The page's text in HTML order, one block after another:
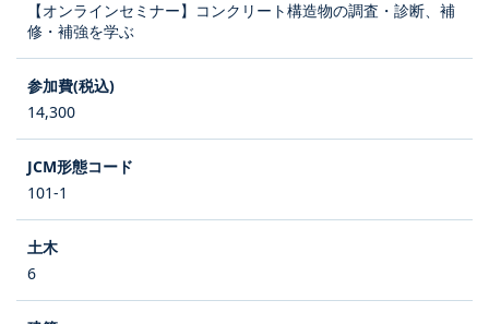
【オンラインセミナー】コンクリート構造物の調査・診断、補
修・補強を学ぶ
14,300
101-1
6